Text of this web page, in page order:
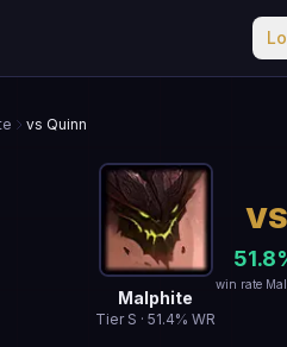
vs Quinn
Malphite
Tier S · 51.4% WR
VS
51.8
win rate